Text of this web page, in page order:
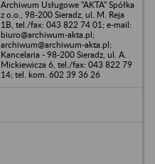
Archiwum Usługowe "AKTA" Spółka
z o.o., 98-200 Sieradz, ul. M. Reja
1B, tel./fax: 043 822 74 01; e-mail:
biuro@archiwum-akta.pl;
archiwum@archiwum-akta.pl;
Kancelaria - 98-200 Sieradz, ul. A.
Mickiewicza 6, tel./fax: 043 822 79
14; tel. kom. 602 39 36 26